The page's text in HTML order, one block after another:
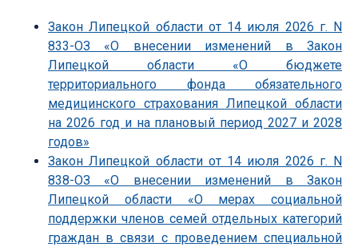
Закон Липецкой области от 14 июля 2026 г. N
833-ОЗ «О внесении изменений в Закон
Липецкой области «О бюджете
территориального фонда обязательного
медицинского страхования Липецкой области
на 2026 год и на плановый период 2027 и 2028
годов»
Закон Липецкой области от 14 июля 2026 г. N
838-ОЗ «О внесении изменений в Закон
Липецкой области «О мерах социальной
поддержки членов семей отдельных категорий
граждан в связи с проведением специальной